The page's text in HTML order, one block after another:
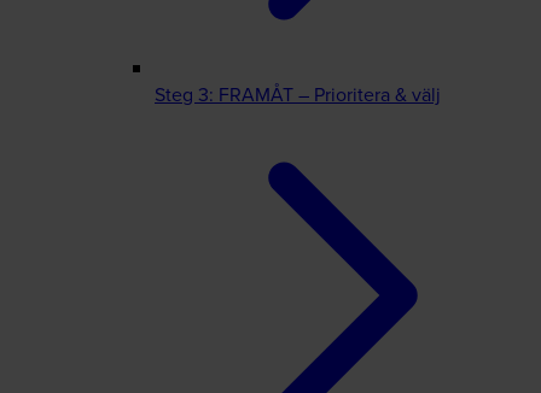
Steg 3: FRAMÅT – Prioritera & välj